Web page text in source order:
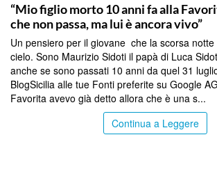
“Mio figlio morto 10 anni fa alla
che non passa, ma lui è ancora vivo”
Un pensiero per il giovane che la scorsa
cielo. Sono Maurizio Sidoti il papà di Luca
anche se sono passati 10 anni da quel 31
BlogSicilia alle tue Fonti preferite su Google
Favorita avevo già detto allora che è una s...
Continua a Leggere